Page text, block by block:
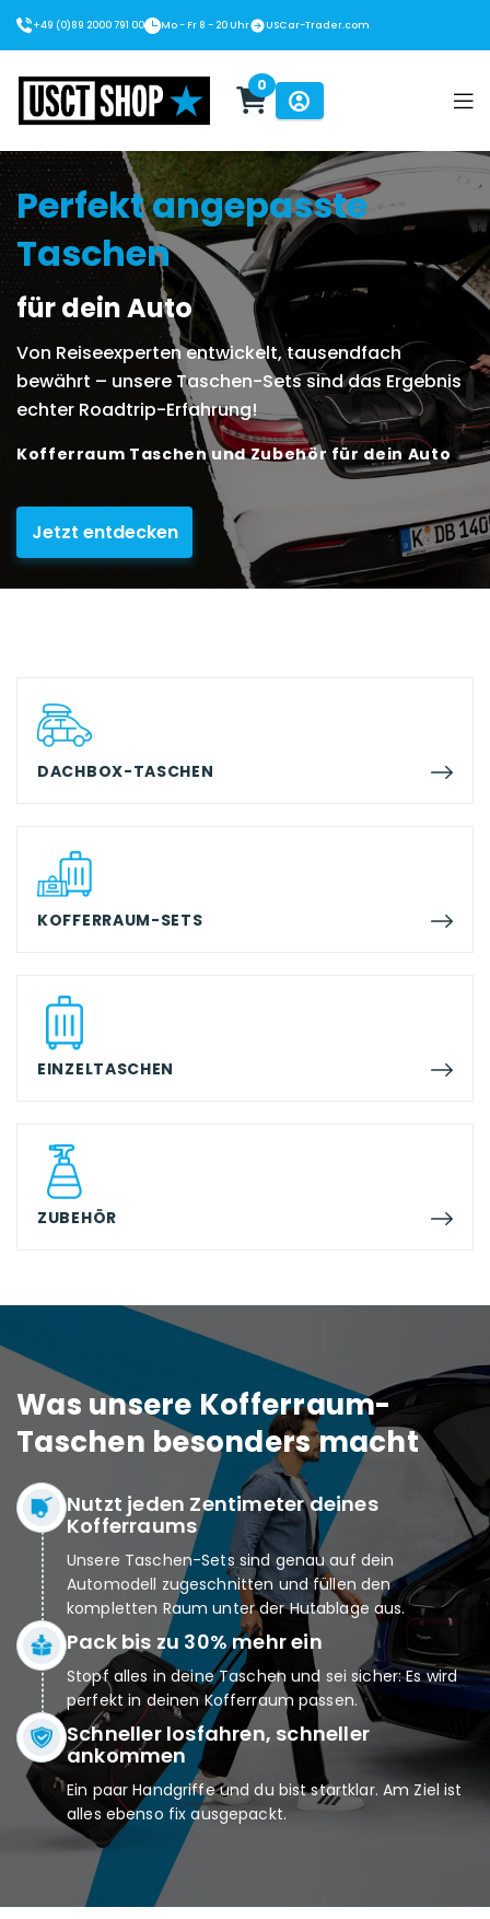
+49 (0)89 2000 791 00 Mo - Fr 8 - 20 Uhr USCar-Trader.com
USCT Shop
0
Perfekt angepasste
Taschen
für dein Auto
Von Reiseexperten entwickelt, tausendfach
bewährt – unsere Taschen-Sets sind das Ergebnis
echter Roadtrip-Erfahrung!
Kofferraum Taschen und Zubehör für dein Auto
Jetzt entdecken
DACHBOX-TASCHEN
KOFFERRAUM-SETS
EINZELTASCHEN
ZUBEHÖR
Was unsere Kofferraum-
Taschen besonders macht
Nutzt jeden Zentimeter deines
Kofferraums
Unsere Taschen-Sets sind genau auf dein
Automodell zugeschnitten und füllen den
kompletten Raum unter der Hutablage aus.
Pack bis zu 30% mehr ein
Stopf alles in deine Taschen und sei sicher: Es wird
perfekt in deinen Kofferraum passen.
Schneller losfahren, schneller
ankommen
Ein paar Handgriffe und du bist startklar. Am Ziel ist
alles ebenso fix ausgepackt.